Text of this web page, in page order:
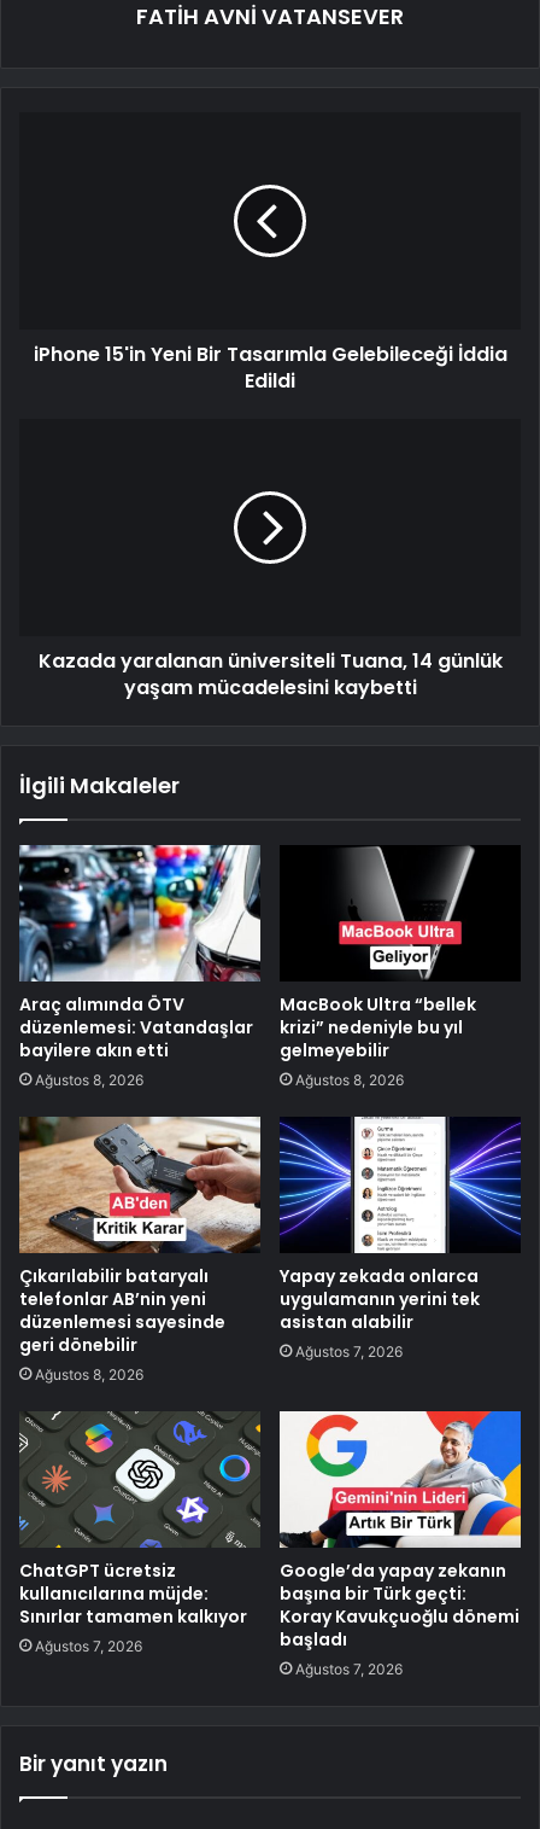
FATİH AVNİ VATANSEVER
iPhone 15'in Yeni Bir Tasarımla Gelebileceği İddia
Edildi
Kazada yaralanan üniversiteli Tuana, 14 günlük
yaşam mücadelesini kaybetti
İlgili Makaleler
Araç alımında ÖTV
düzenlemesi: Vatandaşlar
bayilere akın etti
Ağustos 8, 2026
MacBook Ultra “bellek
krizi” nedeniyle bu yıl
gelmeyebilir
Ağustos 8, 2026
Çıkarılabilir bataryalı
telefonlar AB’nin yeni
düzenlemesi sayesinde
geri dönebilir
Ağustos 8, 2026
Yapay zekada onlarca
uygulamanın yerini tek
asistan alabilir
Ağustos 7, 2026
ChatGPT ücretsiz
kullanıcılarına müjde:
Sınırlar tamamen kalkıyor
Ağustos 7, 2026
Google’da yapay zekanın
başına bir Türk geçti:
Koray Kavukçuoğlu dönemi
başladı
Ağustos 7, 2026
Bir yanıt yazın